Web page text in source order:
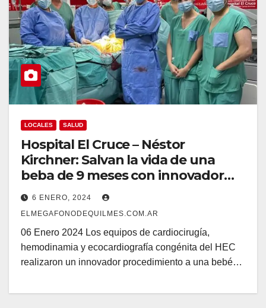
LOCALES SALUD
Hospital El Cruce – Néstor
Kirchner: Salvan la vida de una
beba de 9 meses con innovador
procedimiento
6 ENERO, 2024
ELMEGAFONODEQUILMES.COM.AR
06 Enero 2024 Los equipos de cardiocirugía,
hemodinamia y ecocardiografía congénita del HEC
realizaron un innovador procedimiento a una bebé…